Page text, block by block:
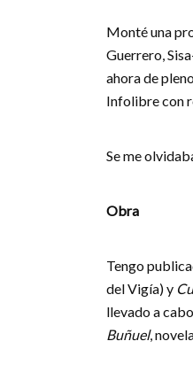
Monté una
Guerrero,
ahora de
Infolibre con
Se me
Obra
Tengo
del Vigía) y
llevado a
Buñuel,